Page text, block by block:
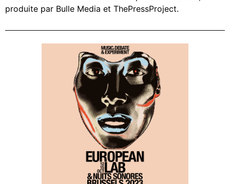
produite par Bulle Media et ThePressProject.